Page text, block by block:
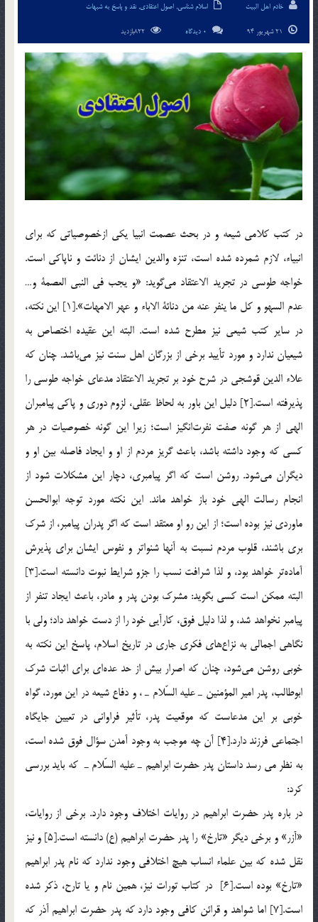
خادم اهل البیت اسلام شناسی, اصول اعتقادی, نقد و پاسخ به شبهات
0 دیدگاه
در كتب كلامي شيعه و در بحث عصمت انبيا يكي ازخصوصياتي كه براي
انبياء، لازم شمرده شده است، تنزه والدين ايشان از دنائت و ناپاكي است.
خواجه طوسي در تجريد الاعتقاد مي‌گويد: «و يجب في النبي العصمة و…
عدم السهو و كل ما ينفر عنه من دنائة الاباء و عهر الامهات».[1] اين نكته،
در ساير كتب شيعي نيز مطرح شده است. البته اين عقيده اختصاص به
شيعيان ندارد و مورد تأييد برخي از بزرگان اهل سنت نيز مي‌باشد. چنان كه
علاء الدين قوشجي در شرح خود بر تجريد الاعتقاد مدعاي خواجه طوسي را
پذيرفته است.[2] دليل اين باور به لحاظ عقلي، لزوم دوري و پاكي پيامبران
الهي از هر گونه صفت نفرت‌انگيز است؛ زيرا اين گونه خصوصيات در هر
كسي كه وجود داشته باشد، باعث گريز مردم از او و ايجاد فاصله بين او و
ديگران مي‌شود. روشن است كه اگر پيامبري، دچار اين مشكلات شود از
انجام رسالت الهي خود باز خواهد ماند. اين نكته مورد توجه ابوالحسن
ماوردي نيز بوده است؛ از اين رو او معتقد است كه اگر پدران پيامبر، از شرك
بري باشند، قلوب مردم نسبت به آنها شنواتر و نفوس ايشان براي پذيرش
آماده‌تر خواهد بود، و لذا شرافت نسب را جزو شرايط نبوت دانسته است.[3]
البته ممكن است كسي بگويد: مشرك بودن پدر و مادر، باعث ايجاد تنفر از
پيامبر نخواهد شد، و لذا دليل فوق، كارآيي خود را از دست خواهد داد؛ ولي با
نگاهي اجمالي به نزاع‌هاي فكري جاري در تاريخ اسلام، پاسخ اين نكته به
خوبي روشن مي‌شود، چنان كه اصرار بيش از حد عده‌اي براي اثبات شرك
ابوطالب، پدر امير المؤمنين ـ عليه السّلام ـ ، و دفاع شيعه در اين مورد، گواه
خوبي بر اين مدعاست كه موقعيت پدر، تأثير فراواني در تعيين جايگاه
اجتماعي فرزند دارد.[4] آن چه موجب به وجود آمدن سؤال فوق شده است،
به نظر مي رسد داستان پدر حضرت ابراهيم ـ عليه السّلام ـ كه بايد بررسي
كرد:
در باره پدر حضرت ابراهیم در روايات اختلاف وجود دارد. برخي از روايات،
«آزر» و برخي ديگر «تارخ» را پدر حضرت ابراهيم (ع) دانسته است.[5] و نيز
نقل شده كه بين علماء انساب هيچ اختلافي وجود ندارد كه نام پدر ابراهيم
«تارخ» بوده است.[6] در كتاب تورات نيز، همين نام و يا تارح، ذكر شده
است.[7] اما شواهد و قرائن کافی وجود دارد که پدر حضرت ابراهیم آذر که